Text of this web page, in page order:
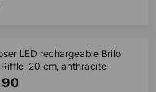
LED rechargeable Brilo
20 cm, anthracite